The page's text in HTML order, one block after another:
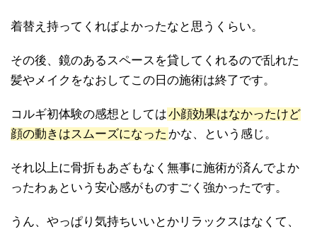
着替え持ってくればよかったなと思うくらい。
その後、鏡のあるスペースを貸してくれるので乱れた
髪やメイクをなおしてこの日の施術は終了です。
コルギ初体験の感想としては小顔効果はなかったけど
顔の動きはスムーズになった かな、という感じ。
それ以上に骨折もあざもなく無事に施術が済んでよか
ったわぁという安心感がものすごく強かったです。
うん、やっぱり気持ちいいとかリラックスはなくて、